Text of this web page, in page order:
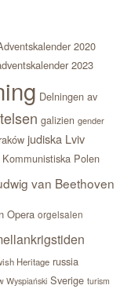
2020
2023
Delningen av
galizien gender
judiska Lviv
Kommunistiska Polen
van Beethoven
Opera orgelsalen
Heritage russia
Wyspiański Sverige turism